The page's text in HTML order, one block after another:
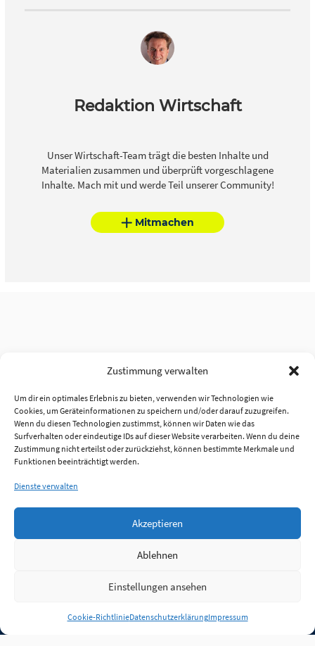
Zustimmung verwalten
Um dir ein optimales Erlebnis zu bieten, verwenden wir Technologien wie
Cookies, um Geräteinformationen zu speichern und/oder darauf zuzugreifen.
Wenn du diesen Technologien zustimmst, können wir Daten wie das
Surfverhalten oder eindeutige IDs auf dieser Website verarbeiten. Wenn du deine
Zustimmung nicht erteilst oder zurückziehst, können bestimmte Merkmale und
Funktionen beeinträchtigt werden.
Dienste verwalten
Akzeptieren
Ablehnen
Einstellungen ansehen
Cookie-RichtlinieDatenschutzerklärungImpressum
Redaktion Wirtschaft
Unser Wirtschaft-Team trägt die besten Inhalte und
Materialien zusammen und überprüft vorgeschlagene
Inhalte. Mach mit und werde Teil unserer Community!
Mitmachen
Anmelden
Jobs Partner FAQ Quellen